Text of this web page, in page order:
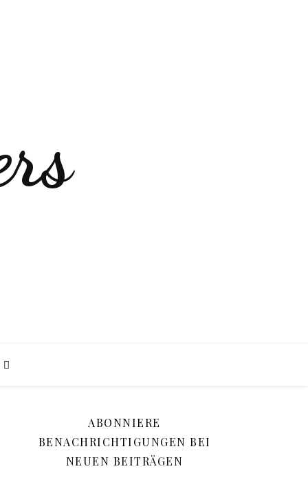
ABONNIERE
BENACHRICHTIGUNGEN BEI
NEUEN BEITRÄGEN